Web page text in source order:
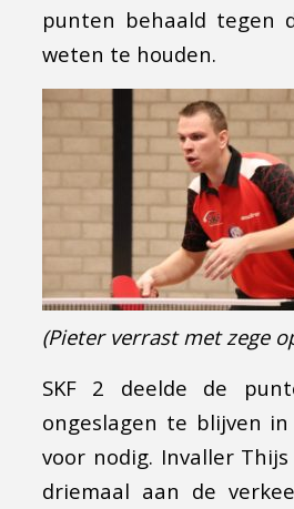
punten behaald tegen
weten te houden.
(Pieter verrast met zege
SKF 2 deelde de
ongeslagen te blijven
voor nodig. Invaller
driemaal aan de